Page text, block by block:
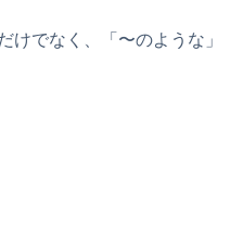
けでなく、「〜のような」